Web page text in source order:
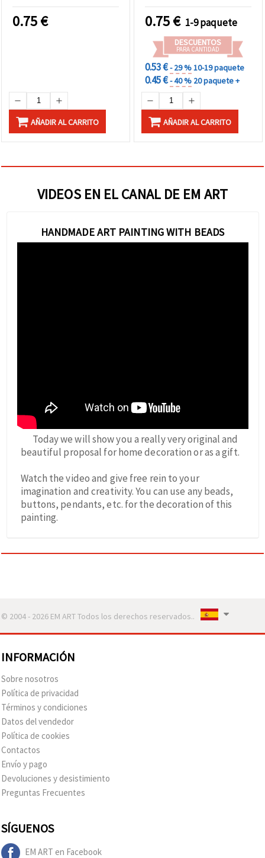
0.75€
AÑADIR AL CARRITO
manualidades
0.75€ 1-9 paquete
DESCUENTOS
PARA CANTIDAD
0.53 €- 29 %10-19 paquete
0.45 €- 40 % 20 paquete +
AÑADIR AL CARRITO
VIDEOS EN EL CANAL DE EM ART
HANDMADE ART PAINTING WITH BEADS
Today we will show you a really very original and
beautiful proposal for home decoration or as a gift.
Watch the video and give free rein to your
imagination and creativity. You can use any beads,
buttons, pendants, etc. for the decoration of this
painting.
© 2004 - 2026 EM ART Todos los derechos reservados..
INFORMACIÓN
Sobre nosotros
Política de privacidad
Términos y condiciones
Datos del vendedor
Política de cookies
Contactos
Envío y pago
Devoluciones y desistimiento
Preguntas Frecuentes
SÍGUENOS
EM ART en Facebook